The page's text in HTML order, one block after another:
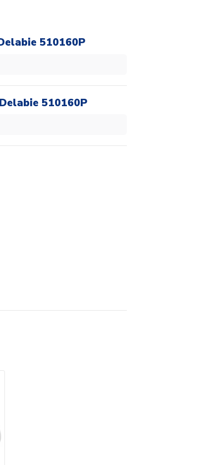
510160P
510160P